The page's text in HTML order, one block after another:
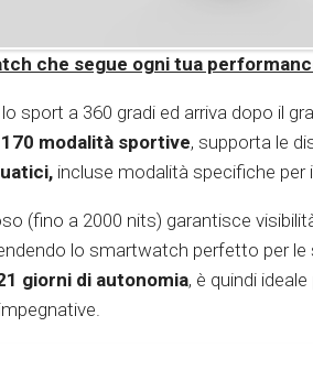
che segue ogni tua
sport a 360 gradi ed arriva dopo il
170 modalità sportive, supporta le
incluse modalità specifiche per
(fino a 2000 nits) garantisce
lo smartwatch perfetto per
giorni di autonomia, è quindi